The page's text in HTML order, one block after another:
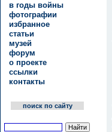
в годы войны
фотографии
избранное
статьи
музей
форум
о проекте
ссылки
контакты
поиск по сайту